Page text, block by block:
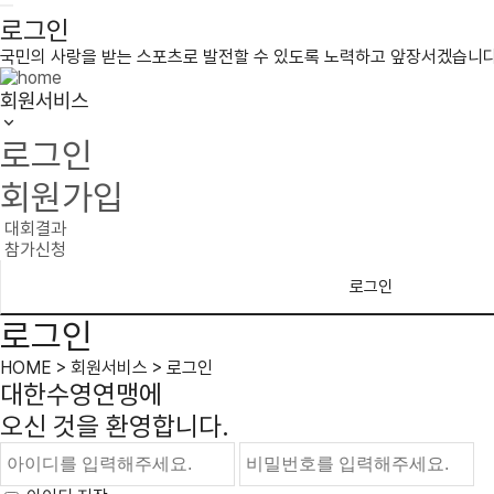
로그인
국민의 사랑을 받는 스포츠로 발전할 수 있도록 노력하고 앞장서겠습니
회원서비스
로그인
회원가입
대회결과
참가신청
로그인
로그인
HOME > 회원서비스 > 로그인
대한수영연맹에
오신 것을 환영합니다.